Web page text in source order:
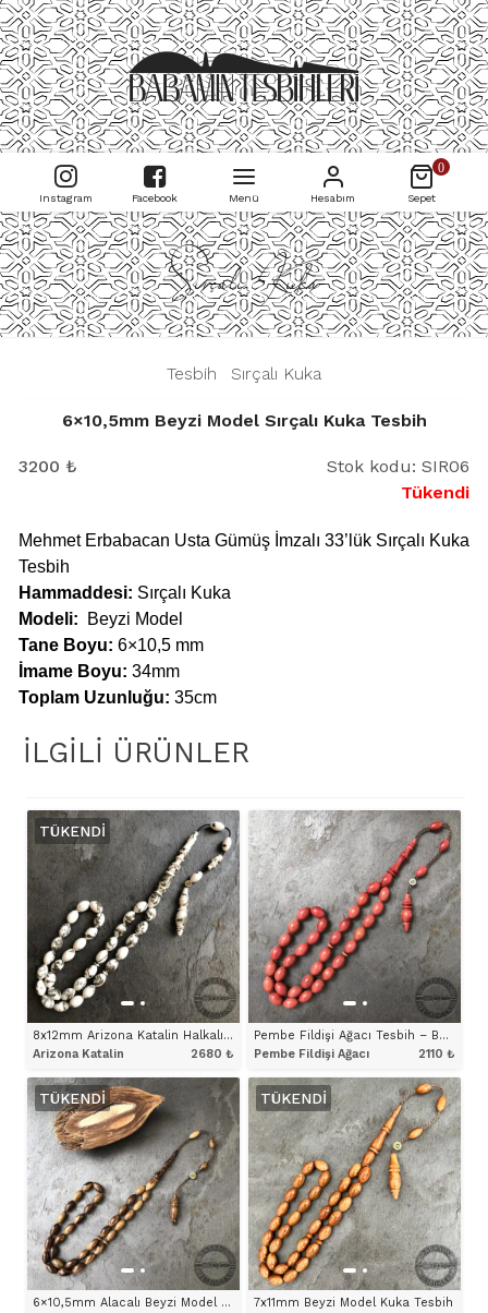
Instagram Facebook Menü Hesabım
0
Sepet
Sırçalı Kuka
Tesbih Sırçalı Kuka|
6×10,5mm Beyzi Model Sırçalı Kuka Tesbih
3200 ₺ Stok kodu: SIR06
Tükendi
Mehmet Erbabacan Usta Gümüş İmzalı 33’lük Sırçalı Kuka
Tesbih
Hammaddesi: Sırçalı Kuka
Modeli: Beyzi Model
Tane Boyu: 6×10,5 mm
İmame Boyu: 34mm
Toplam Uzunluğu: 35cm
İLGILI ÜRÜNLER
TÜKENDI
8x12mm Arizona Katalin Halkalı İmameli Yaldızlı Beyaz Tesbih
Arizona Katalin
2680 ₺
ÜRÜNÜ İNCELE
Pembe Fildişi Ağacı Tesbih – Beyzi Model
Pembe Fildişi Ağacı
2110₺
ÜRÜNÜ İNCELE
TÜKENDI
6×10,5mm Alacalı Beyzi Model Sırçalı Kuka Tesbih
TÜKENDI
7x11mm Beyzi Model Kuka Tesbih